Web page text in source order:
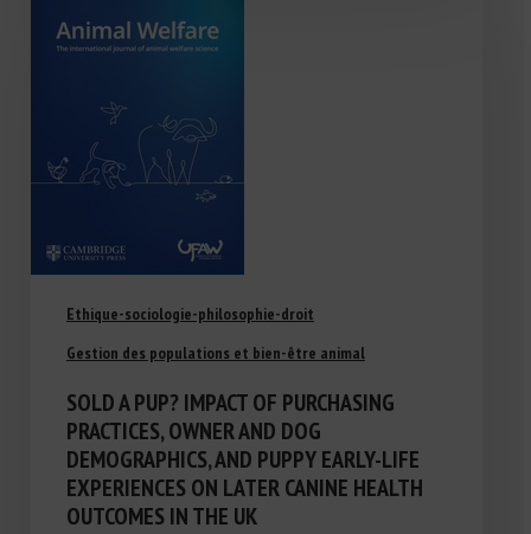
Ethique-sociologie-philosophie-droit
Gestion des populations et bien-être animal
SOLD A PUP? IMPACT OF PURCHASING
PRACTICES, OWNER AND DOG
DEMOGRAPHICS, AND PUPPY EARLY-LIFE
EXPERIENCES ON LATER CANINE HEALTH
OUTCOMES IN THE UK